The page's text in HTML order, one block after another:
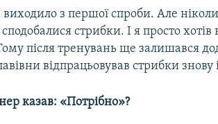
з першої спроби. Але
стрибки. І я просто хотів
після тренувань ще залишався
відпрацьовував стрибки знову
казав: «Потрібно»?